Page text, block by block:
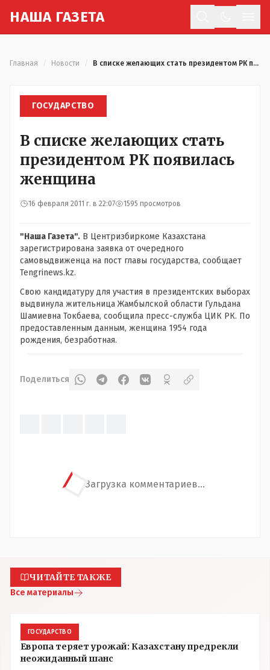
НАША ГАЗЕТА
Главная Новости В списке желающих стать президентом РК появилась женщина
ГОСУДАРСТВО
В списке желающих стать
президентом РК появилась
женщина
16 февраля 2011 г. в 22:07 1595 просмотров
"Наша Газета". В Центризбиркоме Казахстана
зарегистрирована заявка от очередного
самовыдвиженца на пост главы государства, сообщает
Tengrinews.kz.
Свою кандидатуру для участия в президентских выборах
выдвинула жительница Жамбылской области Гульдана
Шамиевна Токбаева, сообщила пресс-служба ЦИК РК. По
предоставленным данным, женщина 1954 года
рождения, безработная.
Поделиться
Загрузка комментариев...
ЧИТАЙТЕ ТАКЖЕ
Все материалы
ГОСУДАРСТВО
Европа теряет урожай: Казахстану предрекли
неожиданный шанс